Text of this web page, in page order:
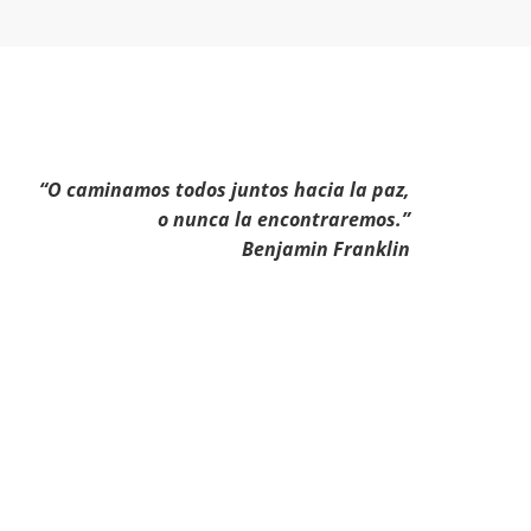
“O caminamos todos juntos hacia la paz,
o nunca la encontraremos.”
Benjamin Franklin